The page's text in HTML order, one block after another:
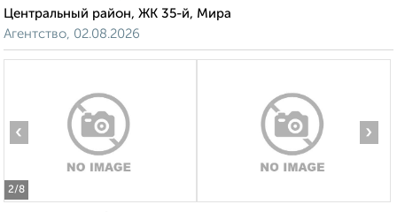
Центральный район, ЖК 35-й, Мира
Агентство, 02.08.2026
2/8
‹ ›